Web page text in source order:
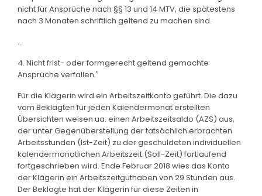
nicht für Ansprüche nach §§ 13 und 14 MTV, die spätestens
nach 3 Monaten schriftlich geltend zu machen sind.
...
4. Nicht frist- oder formgerecht geltend gemachte
Ansprüche verfallen."
Für die Klägerin wird ein Arbeitszeitkonto geführt. Die dazu
vom Beklagten für jeden Kalendermonat erstellten
Übersichten weisen ua. einen Arbeitszeitsaldo (AZS) aus,
der unter Gegenüberstellung der tatsächlich erbrachten
Arbeitsstunden (Ist-Zeit) zu der geschuldeten individuellen
kalendermonatlichen Arbeitszeit (Soll-Zeit) fortlaufend
fortgeschrieben wird. Ende Februar 2018 wies das Konto
der Klägerin ein Arbeitszeitguthaben von 29 Stunden aus.
Der Beklagte hat der Klägerin für diese Zeiten in